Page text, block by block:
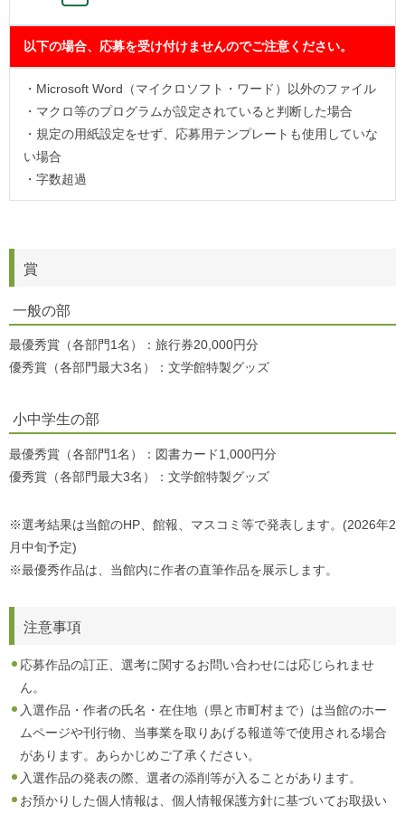
以下の場合、応募を受け付けませんのでご注意ください。
・Microsoft Word（マイクロソフト・ワード）以外のファイル
・マクロ等のプログラムが設定されていると判断した場合
・規定の用紙設定をせず、応募用テンプレートも使用していな
い場合
・字数超過
賞
一般の部
最優秀賞（各部門1名）：旅行券20,000円分
優秀賞（各部門最大3名）：文学館特製グッズ
小中学生の部
最優秀賞（各部門1名）：図書カード1,000円分
優秀賞（各部門最大3名）：文学館特製グッズ
※選考結果は当館のHP、館報、マスコミ等で発表します。(2026年2
月中旬予定)
※最優秀作品は、当館内に作者の直筆作品を展示します。
注意事項
応募作品の訂正、選考に関するお問い合わせには応じられませ
ん。
入選作品・作者の氏名・在住地（県と市町村まで）は当館のホー
ムページや刊行物、当事業を取りあげる報道等で使用される場合
があります。あらかじめご了承ください。
入選作品の発表の際、選者の添削等が入ることがあります。
お預かりした個人情報は、個人情報保護方針に基づいてお取扱い